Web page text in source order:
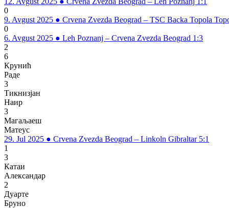
0
9. Avgust 2025 ● Crvena Zvezda Beograd – TSC Backa Topola
0
6. Avgust 2025 ● Leh Poznanj – Crvena Zvezda Beograd 1:3
2
6
Крунић
Раде
3
Тикнизјан
Наир
3
Магаљаеш
Матеус
29. Jul 2025 ● Crvena Zvezda Beograd – Linkoln Gibraltar 5:1
1
3
Катаи
Александар
2
Дуарте
Бруно